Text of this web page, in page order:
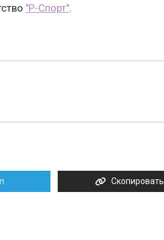
"Р-Спорт".
Скопировать